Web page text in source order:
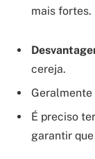
mais fortes.
cereja.
Geralmente
É preciso
garantir